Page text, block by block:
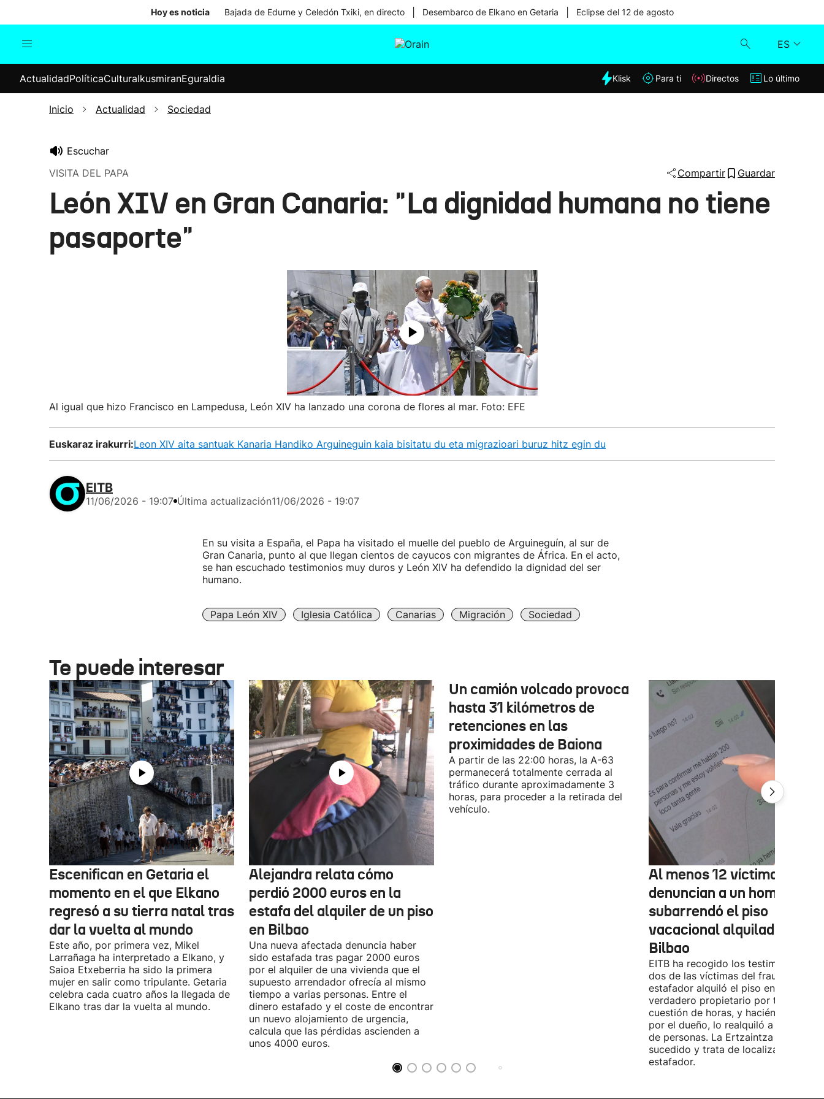
Hoy es noticia Bajada de Edurne y Celedón Txiki, en directo Desembarco de Elkano en Getaria Eclipse del 12 de agosto
ES
Internacional
Elecciones
Klisk
Lo último
ActualidadPolíticaCulturaIkusmiranEguraldia Klisk Para ti Directos Lo último
Inicio Actualidad Sociedad
Escuchar
VISITA DEL PAPA
Compartir Guardar
León XIV en Gran Canaria: "La dignidad humana no tiene
pasaporte"
Al igual que hizo Francisco en Lampedusa, León XIV ha lanzado una corona de flores al mar. Foto: EFE
Euskaraz irakurri:Leon XIV aita santuak Kanaria Handiko Arguineguin kaia bisitatu du eta migrazioari buruz hitz egin du
EITB
11/06/2026 - 19:07 Última actualización11/06/2026 - 19:07
En su visita a España, el Papa ha visitado el muelle del pueblo de Arguineguín, al sur de
Gran Canaria, punto al que llegan cientos de cayucos con migrantes de África. En el acto,
se han escuchado testimonios muy duros y León XIV ha defendido la dignidad del ser
humano.
Papa León XIV Iglesia Católica Canarias Migración Sociedad
Te puede interesar
Escenifican en Getaria el
momento en el que Elkano
regresó a su tierra natal tras
dar la vuelta al mundo
Este año, por primera vez, Mikel
Larrañaga ha interpretado a Elkano, y
Saioa Etxeberria ha sido la primera
mujer en salir como tripulante. Getaria
celebra cada cuatro años la llegada de
Elkano tras dar la vuelta al mundo.
Alejandra relata cómo
perdió 2000 euros en la
estafa del alquiler de un piso
en Bilbao
Una nueva afectada denuncia haber
sido estafada tras pagar 2000 euros
por el alquiler de una vivienda que el
supuesto arrendador ofrecía al mismo
tiempo a varias personas. Entre el
dinero estafado y el coste de encontrar
un nuevo alojamiento de urgencia,
calcula que las pérdidas ascienden a
unos 4000 euros.
Un camión volcado provoca
hasta 31 kilómetros de
retenciones en las
proximidades de Baiona
A partir de las 22:00 horas, la A-63
permanecerá totalmente cerrada al
tráfico durante aproximadamente 3
horas, para proceder a la retirada del
vehículo.
Al menos 12 víctimas
denuncian a un hombre
subarrendó el piso
vacacional alquilado en
Bilbao
EITB ha recogido los testimonios de
dos de las víctimas del fraude. El
estafador alquiló el piso en Airbnb a
verdadero propietario por tres días.
cuestión de horas, y haciéndose
por el dueño, lo realquiló a una
de personas. La Ertzaintza investiga
sucedido y trata de localizar al
estafador.